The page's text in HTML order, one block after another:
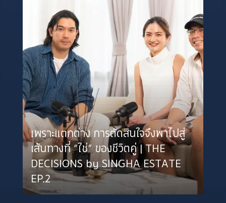
เพราะแตกต่าง การตัดสินใจจึงพาไปสู่
เส้นทางที่ “ใช่” ของชีวิตคู่ | THE
DECISIONS by SINGHA ESTATE
EP.2